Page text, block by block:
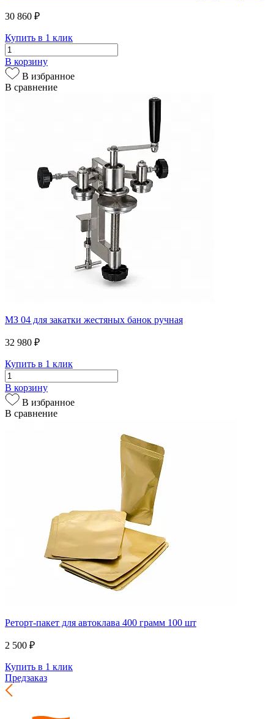
30 860 ₽
Купить в 1 клик
В корзину
В избранное
В сравнение
МЗ 04 для закатки жестяных банок ручная
32 980 ₽
Купить в 1 клик
В корзину
В избранное
В сравнение
Реторт-пакет для автоклава 400 грамм 100 шт
2 500 ₽
Купить в 1 клик
Предзаказ